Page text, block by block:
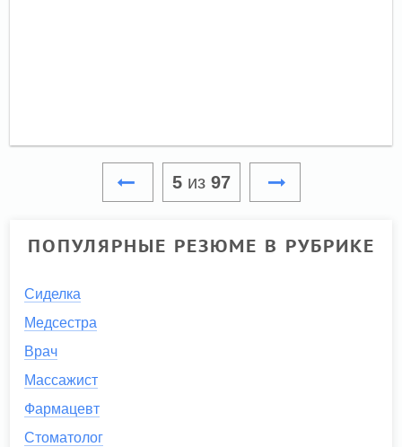
5из 97
ПОПУЛЯРНЫЕ РЕЗЮМЕ В РУБРИКЕ
Сиделка
Медсестра
Врач
Массажист
Фармацевт
Стоматолог